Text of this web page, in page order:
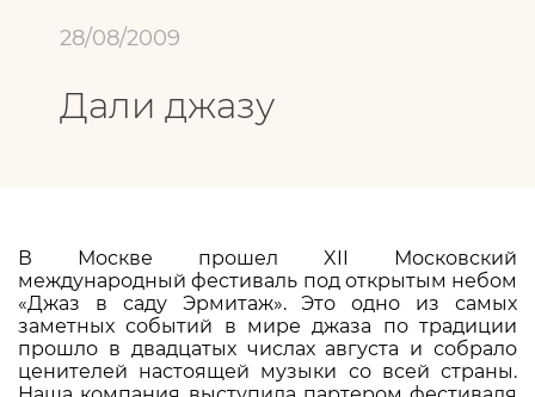
28/08/2009
Дали джазу
В Москве прошел XII Московский
международный фестиваль под открытым небом
«Джаз в саду Эрмитаж». Это одно из самых
заметных событий в мире джаза по традиции
прошло в двадцатых числах августа и собрало
ценителей настоящей музыки со всей страны.